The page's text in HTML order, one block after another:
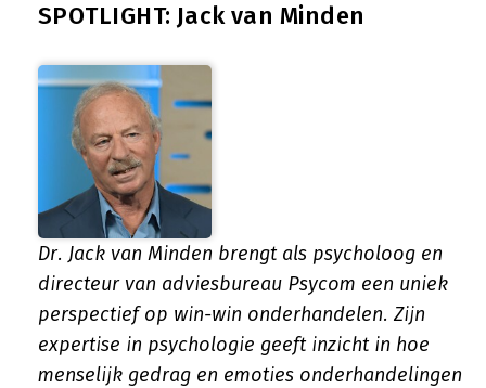
SPOTLIGHT: Jack van Minden
Dr. Jack van Minden brengt als psycholoog en
directeur van adviesbureau Psycom een uniek
perspectief op win-win onderhandelen. Zijn
expertise in psychologie geeft inzicht in hoe
menselijk gedrag en emoties onderhandelingen